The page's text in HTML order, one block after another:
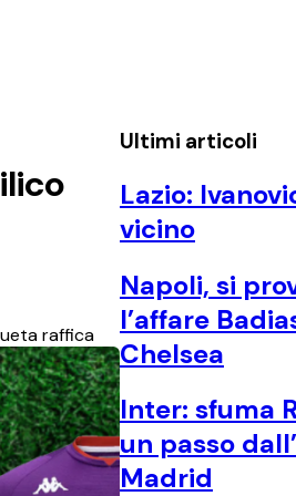
raffica
Ultimi articoli
Lazio:
vicino
Napoli, si
l’affare
Chelsea
Inter: sfuma
un passo
Madrid